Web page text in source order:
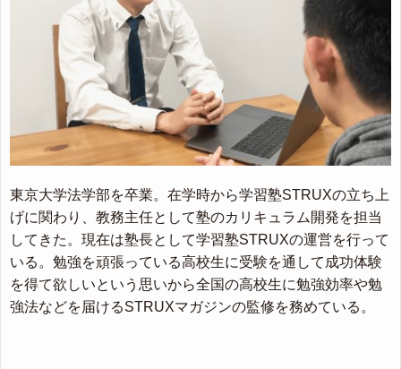
東京大学法学部を卒業。在学時から学習塾STRUXの立ち上
げに関わり、教務主任として塾のカリキュラム開発を担当
してきた。現在は塾長として学習塾STRUXの運営を行って
いる。勉強を頑張っている高校生に受験を通して成功体験
を得て欲しいという思いから全国の高校生に勉強効率や勉
強法などを届けるSTRUXマガジンの監修を務めている。